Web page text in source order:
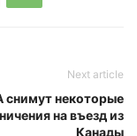
Next article
некоторые
на въезд из
Канады